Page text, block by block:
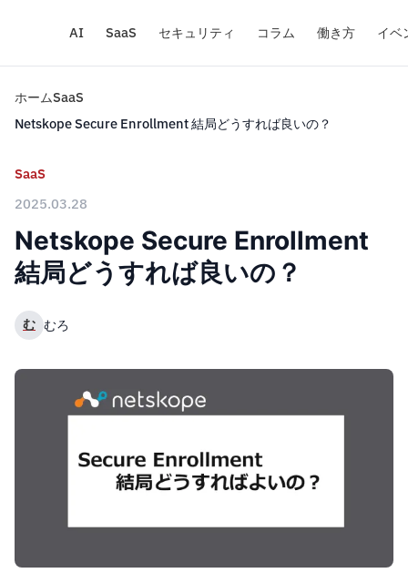
AI SaaS セキュリティ コラム 働き方 イベ
ホームSaaS
Netskope Secure Enrollment 結局どうすれば良いの？
SaaS
2025.03.28
Netskope Secure Enrollment
結局どうすれば良いの？
む むろ